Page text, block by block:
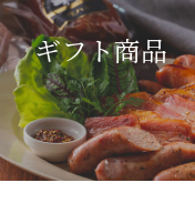
ギフト商品